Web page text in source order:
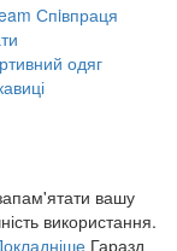
Спiвпраця
одяг
вашу
використання.
Гаразд